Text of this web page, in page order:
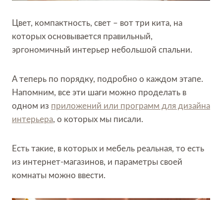
Цвет, компактность, свет – вот три кита, на
которых основывается правильный,
эргономичный интерьер небольшой спальни.
А теперь по порядку, подробно о каждом этапе.
Напомним, все эти шаги можно проделать в
одном из приложений или программ для дизайна
интерьера, о которых мы писали.
Есть такие, в которых и мебель реальная, то есть
из интернет-магазинов, и параметры своей
комнаты можно ввести.